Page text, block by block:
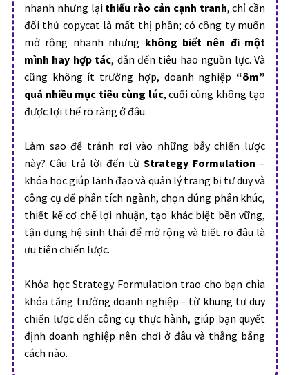
nhanh nhưng lại thiếu rào cản cạnh tranh, chỉ cần
đối thủ copycat là mất thị phần; có công ty muốn
mở rộng nhanh nhưng không biết nên đi một
mình hay hợp tác, dẫn đến tiêu hao nguồn lực. Và
cũng không ít trường hợp, doanh nghiệp“ôm”
quá nhiều mục tiêu cùng lúc, cuối cùng không tạo
được lợi thế rõ ràng ở đâu.
Làm sao để tránh rơi vào những bẫy chiến lược
này? Câu trả lời đến từStrategy Formulation –
khóa học giúp lãnh đạo và quản lý trang bị tư duy và
công cụ để phân tích ngành, chọn đúng phân khúc,
thiết kế cơ chế lợi nhuận, tạo khác biệt bền vững,
tận dụng hệ sinh thái để mở rộng và biết rõ đâu là
ưu tiên chiến lược.
Khóa học Strategy Formulation trao cho bạn chìa
khóa tăng trưởng doanh nghiệp - từ khung tư duy
chiến lược đến công cụ thực hành, giúp bạn quyết
định doanh nghiệp nên chơi ở đâu và thắng bằng
cách nào.